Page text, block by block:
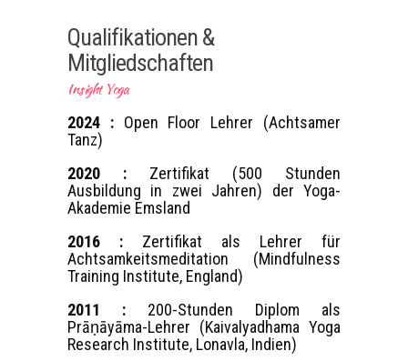
Qualifikationen &
Mitgliedschaften
Insight Yoga
2024 : Open Floor Lehrer (Achtsamer
Tanz)
2020 : Zertifikat (500 Stunden
Ausbildung in zwei Jahren) der Yoga-
Akademie Emsland
2016 : Zertifikat als Lehrer für
Achtsamkeitsmeditation (Mindfulness
Training Institute, England)
2011 : 200-Stunden Diplom als
Prāṇāyāma-Lehrer (Kaivalyadhama Yoga
Research Institute, Lonavla, Indien)